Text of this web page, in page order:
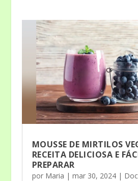
MOUSSE DE MIRTILOS
RECEITA DELICIOSA E
PREPARAR
por Maria | mar 30, 2024|